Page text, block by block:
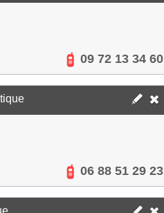
09 72 13 34 60
06 88 51 29 23